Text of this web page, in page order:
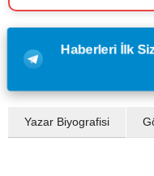
Haberleri İlk
Yazar Biyografisi